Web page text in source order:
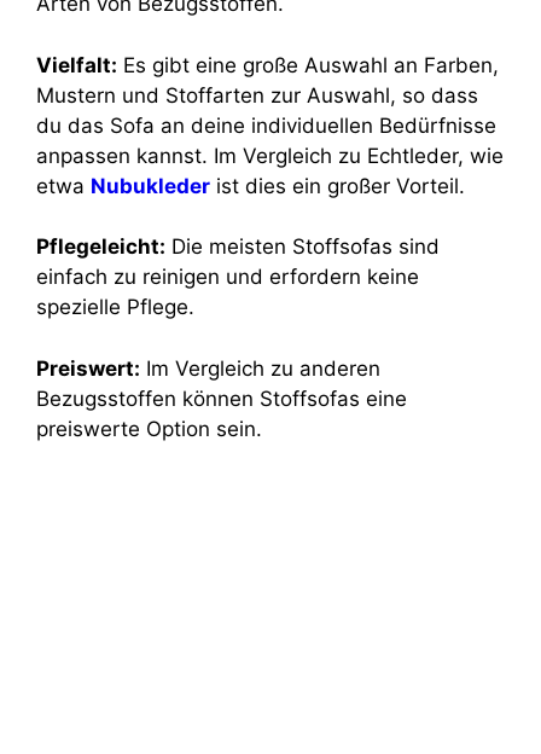
Vielfalt: Es gibt eine große Auswahl an Farben,
Mustern und Stoffarten zur Auswahl, so dass
du das Sofa an deine individuellen Bedürfnisse
anpassen kannst. Im Vergleich zu Echtleder, wie
etwa Nubukleder ist dies ein großer Vorteil.
Pflegeleicht: Die meisten Stoffsofas sind
einfach zu reinigen und erfordern keine
spezielle Pflege.
Preiswert: Im Vergleich zu anderen
Bezugsstoffen können Stoffsofas eine
preiswerte Option sein.